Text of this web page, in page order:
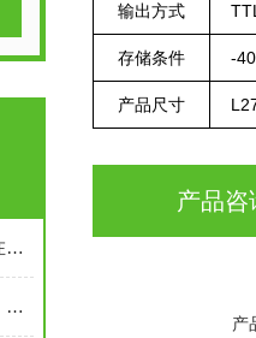
从源头控制污染：甲烷传感器在油气回收中的应用
高精度长寿命红外甲烷传感器：守护家庭燃气安全
输出方式
存储条件 -
产品尺寸
产品咨
产